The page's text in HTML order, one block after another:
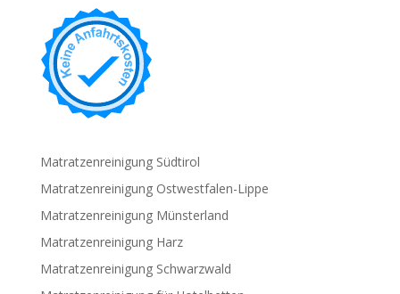
Matratzenreinigung Südtirol
Matratzenreinigung Ostwestfalen-Lippe
Matratzenreinigung Münsterland
Matratzenreinigung Harz
Matratzenreinigung Schwarzwald